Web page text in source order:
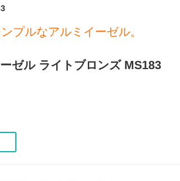
プルなアルミイーゼル。
ゼル ライトブロンズ MS183